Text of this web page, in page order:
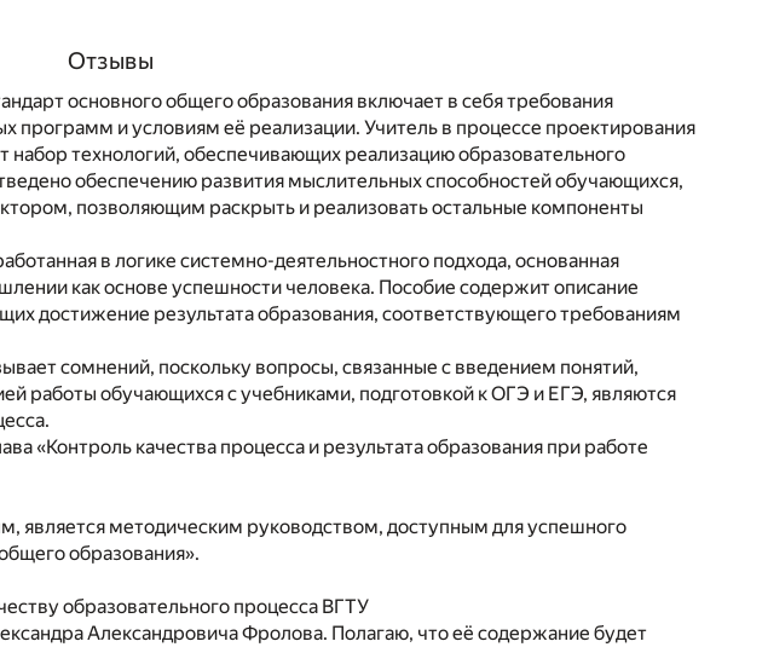
Отзывы
основного общего образования включает в себя требования
программ и условиям её реализации. Учитель в процессе проектирования
технологий, обеспечивающих реализацию образовательного
обеспечению развития мыслительных способностей обучающихся,
позволяющим раскрыть и реализовать остальные компоненты
в логике системно-деятельностного подхода, основанная
как основе успешности человека. Пособие содержит описание
достижение результата образования, соответствующего требованиям
сомнений, поскольку вопросы, связанные с введением понятий,
работы обучающихся с учебниками, подготовкой к ОГЭ и ЕГЭ, являются
«Контроль качества процесса и результата образования при работе
является методическим руководством, доступным для успешного
образования».
образовательного процесса ВГТУ
Александровича Фролова. Полагаю, что её содержание будет